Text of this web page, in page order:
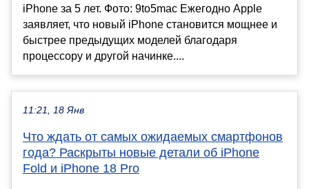
iPhone за 5 лет. Фото: 9to5mac Ежегодно Apple
заявляет, что новый iPhone становится мощнее и
быстрее предыдущих моделей благодаря
процессору и другой начинке....
11:21, 18 Янв
Что ждать от самых ожидаемых смартфонов
года? Раскрыты новые детали об iPhone
Fold и iPhone 18 Pro